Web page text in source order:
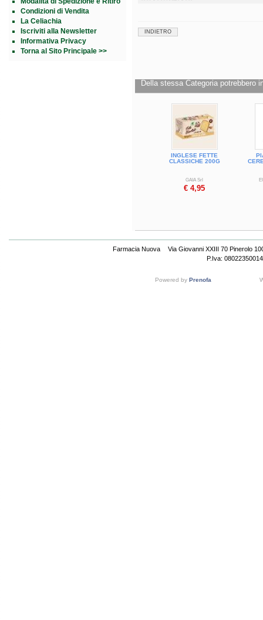
Condizioni di Vendita
La Celiachia
Iscriviti alla Newsletter
Informativa Privacy
Torna al Sito Principale >>
Conservazione
Cod.AEA070
Cod.AEA070
INDIETRO
Della stessa Categoria potrebbero
INGLESE FETTE
CLASSICHE 200G
GAIA Srl
€ 4,95
Farmacia Nuova
Via Giovanni XXIII 70 Pinerolo
P.Iva: 08022350014
Powered by Prenofa